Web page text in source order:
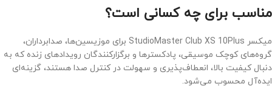
مناسب برای چه کسانی است؟
میکسر StudioMaster Club XS 10Plus برای موزیسین‌ها، صدابرداران،
گروه‌های کوچک موسیقی، پادکسترها و برگزارکنندگان رویدادهای زنده که به
دنبال کیفیت بالا، انعطاف‌پذیری و سهولت در کنترل صدا هستند، گزینه‌ای
ایده‌آل محسوب می‌شود.